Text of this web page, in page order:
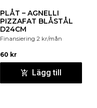
PLÅT – AGNELLI
PIZZAFAT BLÅSTÅL
D24CM
Finansiering 2 kr/mån
60 kr
Lägg till